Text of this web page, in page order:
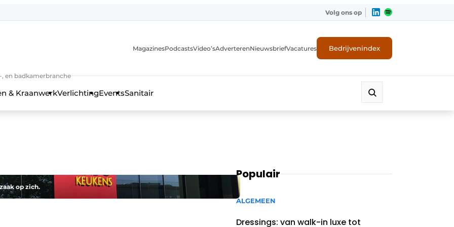
Volg ons op
en badkamerbranche
MagazinesPodcastsVideo’sAdverterenNieuwsbriefVacatures Bedrijvenindex
& KraanwerkVerlichtingEventsSanitair
op zich.
Populair
ALGEMEEN
Dressings: van walk-in luxe tot